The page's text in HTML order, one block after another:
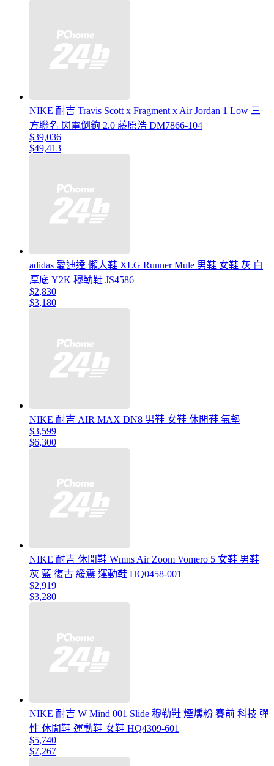
NIKE 耐吉 Travis Scott x Fragment x Air Jordan 1 Low 三
方聯名 閃電倒鉤 2.0 藤原浩 DM7866-104
$39,036
$49,413
adidas 愛迪達 懶人鞋 XLG Runner Mule 男鞋 女鞋 灰 白
厚底 Y2K 穆勒鞋 JS4586
$2,830
$3,180
NIKE 耐吉 AIR MAX DN8 男鞋 女鞋 休閒鞋 氣墊
$3,599
$6,300
NIKE 耐吉 休閒鞋 Wmns Air Zoom Vomero 5 女鞋 男鞋
灰 藍 復古 緩震 運動鞋 HQ0458-001
$2,919
$3,280
NIKE 耐吉 W Mind 001 Slide 穆勒鞋 煙燻粉 賽前 科技 彈
性 休閒鞋 運動鞋 女鞋 HQ4309-601
$5,740
$7,267